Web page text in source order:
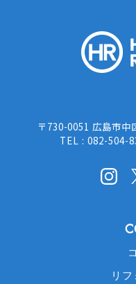
〒730-0051 広島市
TEL : 082-504-
リ